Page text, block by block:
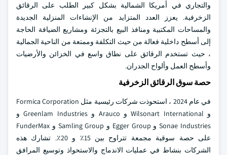
والتجاري في أمريكا الشمالية بشكل كبير الطلب على الرقائق
الزخرفية. يعزز العدد المتزايد من الإنشاءات المنزلية الجديدة
والمساحات المكتبية ومنافذ البيع بالتجزئة ومشاريع الضيافة الحاجة
إلى أسطح داخلية فعالة من حيث التكلفة وممتعة من الناحية الجمالية
، حيث تستخدم الرقائق على نطاق واسع في الخزائن والأرضيات
وأسطح العمل وألواح الجدران.
حصة سوق الرقائق الزخرفية
في عام 2024 ، استحوذت شركات رئيسية مثل Formica Corporation
و Wilsonart International و Arauco و Greenlam Industries و
Sonae Industries و Egger Group و Samling Group و FunderMax
على حصة سوقية مجمعة تتراوح بين 15٪ و 20٪. تشارك هذه
الشركات بنشاط في عمليات الاندماج والاستحواذ وتوسيع المرافق